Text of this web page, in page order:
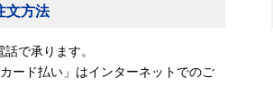
文方法
で承ります。
ード払い」はインターネットでのご